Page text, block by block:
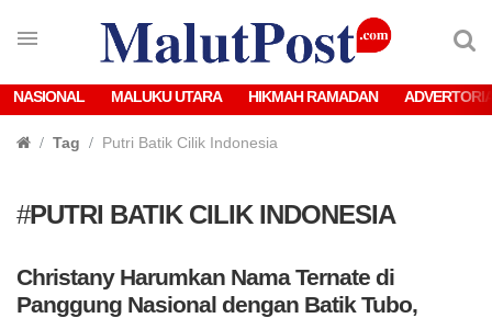
NASIONAL MALUKU UTARA HIKMAH RAMADAN
Tag Putri Batik Cilik Indonesia
#PUTRI BATIK CILIK INDONESIA
Christany Harumkan Nama Ternate di
Panggung Nasional dengan Batik Tubo,